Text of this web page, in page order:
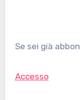
Se sei già
Accesso